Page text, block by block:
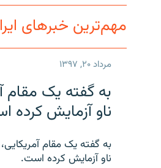
مهم‌ترین خبرهای
مرداد ۲۰, ۱۳۹۷
به گفته یک مقام
ناو آزمایش کرده
به گفته یک مقام
ناو آزمایش کرده است.